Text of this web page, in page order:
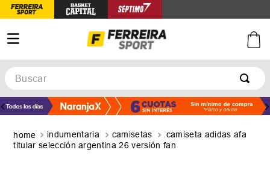
Buscar
indumentaria camisetas
camiseta adidas afa
titular selección argentina 26 versión fan
TÉRMINOS MÁS BUSCADOS
2.
zapatillas